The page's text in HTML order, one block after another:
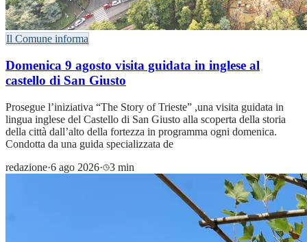
Il Comune informa
Domenica 9 agosto visita guidata in inglese al
castello di San Giusto
Prosegue l’iniziativa “The Story of Trieste” ,una visita guidata in
lingua inglese del Castello di San Giusto alla scoperta della storia
della città dall’alto della fortezza in programma ogni domenica.
Condotta da una guida specializzata de
redazione·6 ago 2026· 3 min